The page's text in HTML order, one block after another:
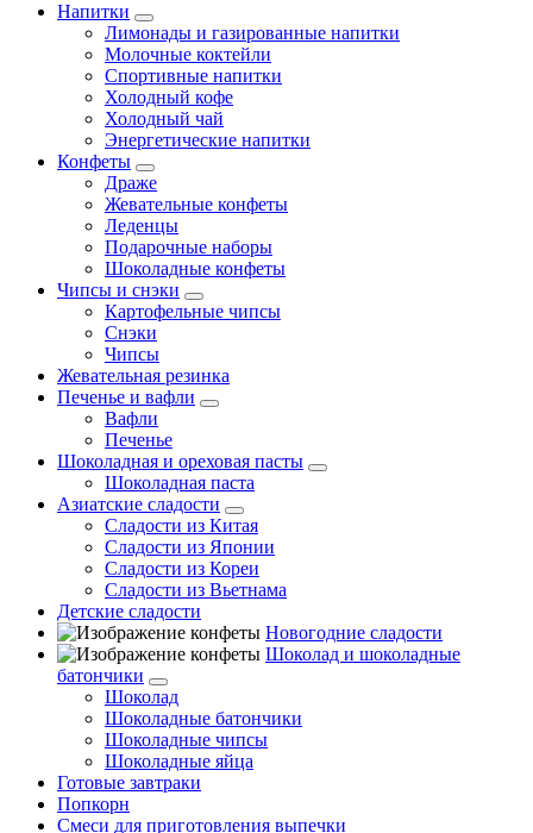
Напитки
Лимонады и газированные напитки
Молочные коктейли
Спортивные напитки
Холодный кофе
Холодный чай
Энергетические напитки
Конфеты
Драже
Жевательные конфеты
Леденцы
Подарочные наборы
Шоколадные конфеты
Чипсы и снэки
Картофельные чипсы
Снэки
Чипсы
Жевательная резинка
Печенье и вафли
Вафли
Печенье
Шоколадная и ореховая пасты
Шоколадная паста
Азиатские сладости
Сладости из Китая
Сладости из Японии
Сладости из Кореи
Сладости из Вьетнама
Детские сладости
Новогодние сладости
Шоколад и шоколадные
батончики
Шоколад
Шоколадные батончики
Шоколадные чипсы
Шоколадные яйца
Готовые завтраки
Попкорн
Смеси для приготовления выпечки